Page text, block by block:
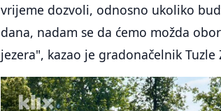
vrijeme dozvoli, odnosno ukoliko
dana, nadam se da ćemo možda
jezera", kazao je gradonačelnik Tuzle